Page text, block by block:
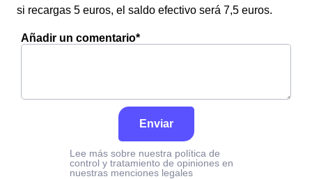
si recargas 5 euros, el saldo efectivo será 7,5 euros.
Añadir un comentario*
Enviar
Lee más sobre nuestra política de
control y tratamiento de opiniones en
nuestras menciones legales